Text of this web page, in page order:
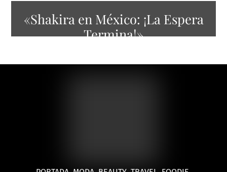
«Shakira en México: ¡La Espera
Termina!»